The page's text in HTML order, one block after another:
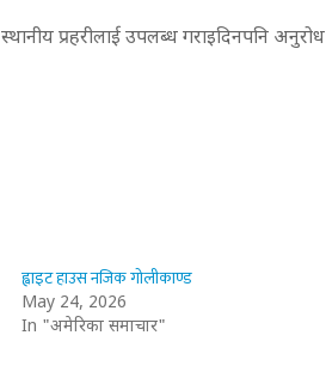
प्रहरीलाई उपलब्ध गराइदिनपनि अनुरोध
ह्वाइट हाउस नजिक गोलीकाण्ड
May 24, 2026
In "अमेरिका समाचार"